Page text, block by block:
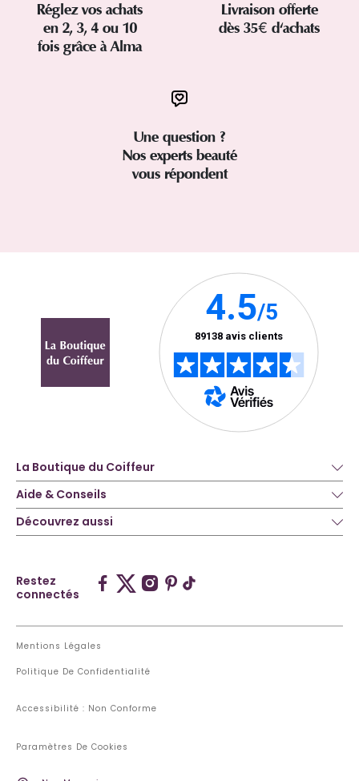
Réglez vos achats
en 2, 3, 4 ou 10
fois grâce à Alma
Livraison offerte
dès 35€ d'achats
Une question ?
Nos experts beauté
vous répondent
La Boutique du Coiffeur
Aide & Conseils
Découvrez aussi
Restez
connectés
Mentions Légales
Politique De Confidentialité
Accessibilité : Non Conforme
Paramètres De Cookies